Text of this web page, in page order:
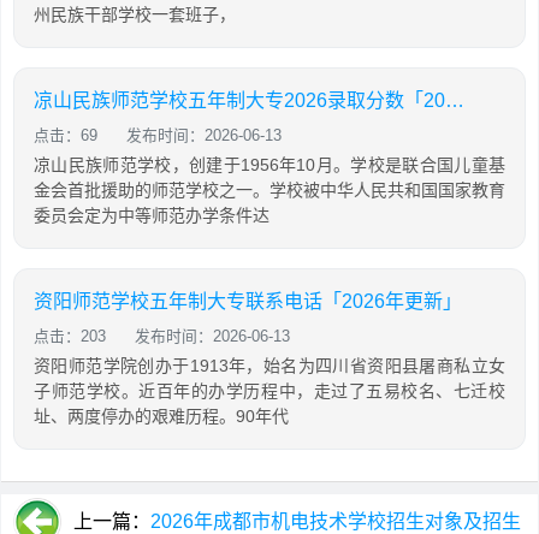
州民族干部学校一套班子，
凉山民族师范学校五年制大专2026录取分数「2026年更新」
点击：69 发布时间：2026-06-13
凉山民族师范学校，创建于1956年10月。学校是联合国儿童基
金会首批援助的师范学校之一。学校被中华人民共和国国家教育
委员会定为中等师范办学条件达
资阳师范学校五年制大专联系电话「2026年更新」
点击：203 发布时间：2026-06-13
资阳师范学院创办于1913年，始名为四川省资阳县屠商私立女
子师范学校。近百年的办学历程中，走过了五易校名、七迁校
址、两度停办的艰难历程。90年代
上一篇： 2026年成都市机电技术学校招生对象及招生